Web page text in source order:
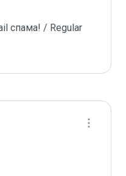
спама! / Regular